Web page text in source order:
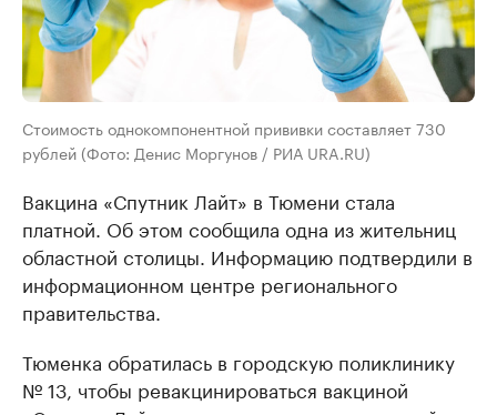
Стоимость однокомпонентной прививки составляет 730
рублей (Фото: Денис Моргунов / РИА URA.RU)
Вакцина «Спутник Лайт» в Тюмени стала
платной. Об этом сообщила одна из жительниц
областной столицы. Информацию подтвердили в
информационном центре регионального
правительства.
Тюменка обратилась в городскую поликлинику
№ 13, чтобы ревакцинироваться вакциной